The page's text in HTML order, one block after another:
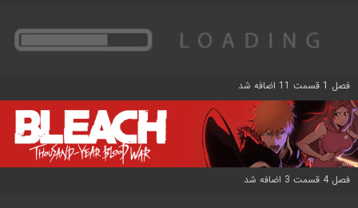
فصل 1 قسمت 11 اضافه شد
فصل 4 قسمت 3 اضافه شد